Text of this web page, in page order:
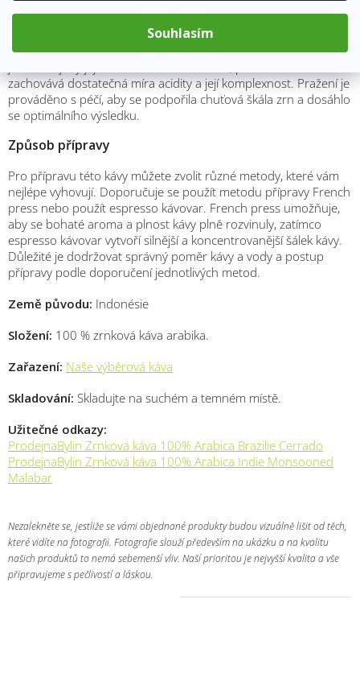
Souhlasím
Styl pražení
Styl pražení této kávy je střední až tmavý. Tímto stylem pražení
zachovává dostatečná míra acidity a její komplexnost. Pražení je
prováděno s péčí, aby se podpořila chuťová škála zrn a dosáhlo
se optimálního výsledku.
Způsob přípravy
Pro přípravu této kávy můžete zvolit různé metody, které vám
nejlépe vyhovují. Doporučuje se použít metodu přípravy French
press nebo použít espresso kávovar. French press umožňuje,
aby se bohaté aroma a plnost kávy plně rozvinuly, zatímco
espresso kávovar vytvoří silnější a koncentrovanější šálek kávy.
Důležité je dodržovat správný poměr kávy a vody a postup
přípravy podle doporučení jednotlivých metod.
Země původu: Indonésie
Složení: 100 % zrnková káva arabika.
Zařazení: Naše výběrová káva
Skladování: Skladujte na suchém a temném místě.
Užitečné odkazy:
ProdejnaBylin Zrnková káva 100% Arabica Brazilie Cerrado
ProdejnaBylin Zrnková káva 100% Arabica Indie Monsooned
Malabar
Nezalekněte se, jestliže se vámi objednané produkty budou vizuálně lišit od těch,
které vidíte na fotografii. Fotografie slouží především na ukázku a na kvalitu
našich produktů to nemá sebemenší vliv. Naší prioritou je nejvyšší kvalita a vše
připravujeme s pečlivostí a láskou.